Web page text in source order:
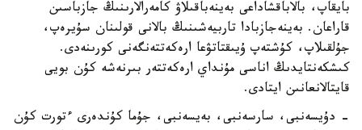
بايقاپ، بالاباقشاداعى بەينەباقىلاۋ كامەرالارىنىڭ جازباسىن
قاراعان. بەينەجازبادا تاربيەشىنىڭ بالانى قولىنان سۇيرەپ،
جۇلقىلاپ، كۇشتەپ ۇيىقتاتۋعا ارەكەتتەنگەنى كورىنەدى.
كىشكەنتايدىڭ اناسى مۇنداي ارەكەتتەر بىرنەشە كۇن بويى
قايتالانعانىن ايتادى.
- دۇيسەنبى، سارسەنبى، بەيسەنبى، جۇما كۇندەرى ءتورت كۇن